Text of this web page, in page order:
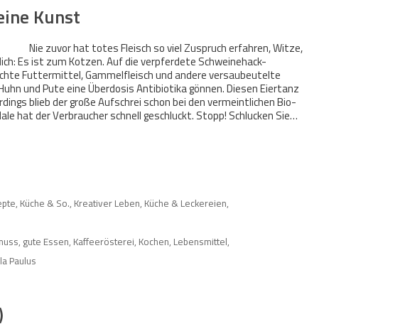
Kunst
Nie zuvor hat totes Fleisch so viel Zuspruch erfahren, Witze,
Es ist zum Kotzen. Auf die verpferdete Schweinehack-
Futtermittel, Gammelfleisch und andere versaubeutelte
und Pute eine Überdosis Antibiotika gönnen. Diesen Eiertanz
blieb der große Aufschrei schon bei den vermeintlichen Bio-
hat der Verbraucher schnell geschluckt. Stopp! Schlucken Sie…
Küche & So., Kreativer Leben, Küche & Leckereien,
, gute Essen, Kaffeerösterei, Kochen, Lebensmittel,
Paulus